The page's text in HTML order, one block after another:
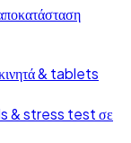
& tablets
& stress test σε